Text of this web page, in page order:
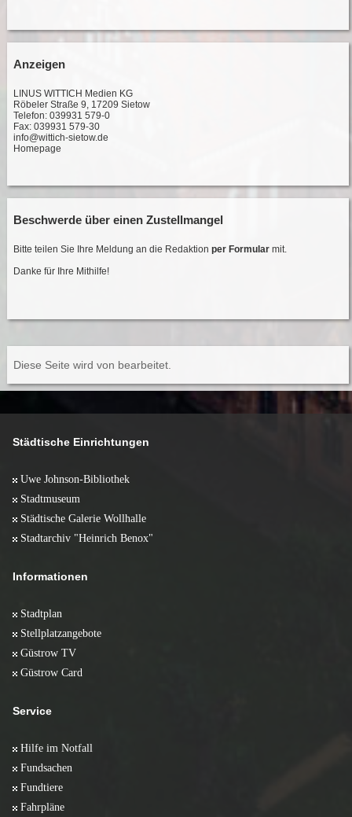
Anzeigen
LINUS WITTICH Medien KG
Röbeler Straße 9, 17209 Sietow
Telefon: 039931 579-0
Fax: 039931 579-30
info@wittich-sietow.de
Homepage
Beschwerde über einen Zustellmangel
Bitte teilen Sie Ihre Meldung an die Redaktion per Formularmit.
Danke für Ihre Mithilfe!
Diese Seite wird von bearbeitet.
Städtische Einrichtungen
Uwe Johnson-Bibliothek
Stadtmuseum
Städtische Galerie Wollhalle
Stadtarchiv "Heinrich Benox"
Informationen
Stadtplan
Stellplatzangebote
Güstrow TV
Güstrow Card
Service
Hilfe im Notfall
Fundsachen
Fundtiere
Fahrpläne